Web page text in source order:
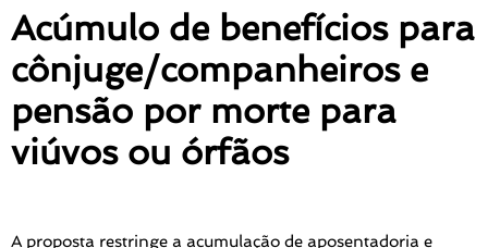
Acúmulo de benefícios para
cônjuge/companheiros e
pensão por morte para
viúvos ou órfãos
A proposta restringe a acumulação de aposentadoria e